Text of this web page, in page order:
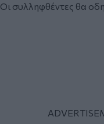
Οι συλληφθέντες θα